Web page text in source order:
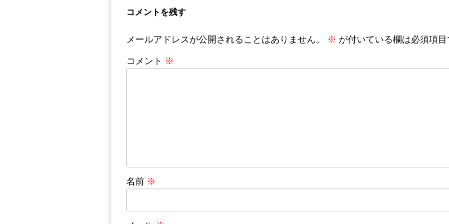
コメントを残す
メールアドレスが公開されることはありません。 ※ が付いている欄は必須項
コメント ※
名前 ※